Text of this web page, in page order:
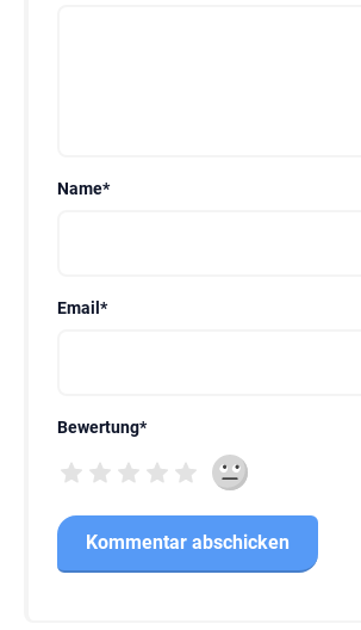
Name*
Email *
Bewertung*